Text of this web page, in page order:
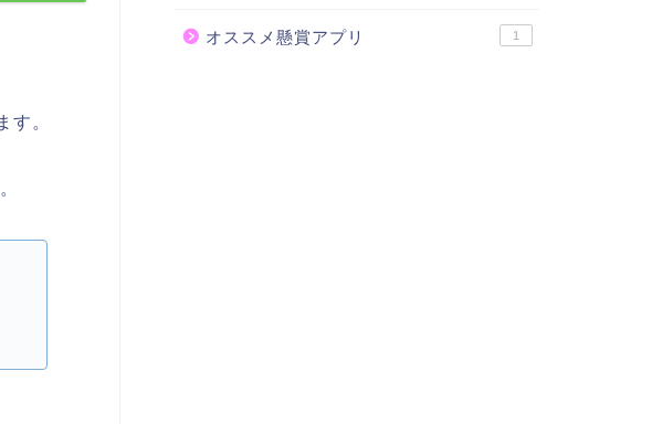
す。
オススメ懸賞アプリ 1